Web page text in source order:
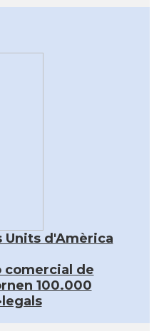
Units d'Amèrica
comercial de
100.000